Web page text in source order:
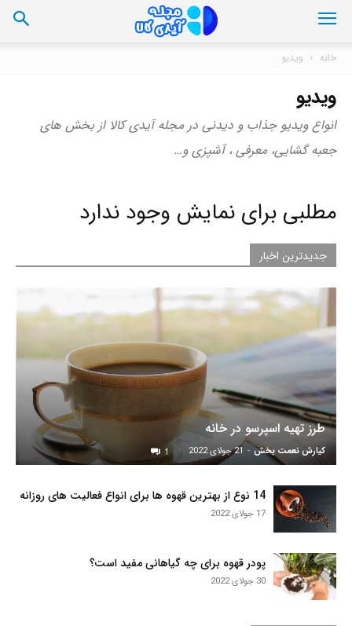
خانه ویدیو
ویدیو
انواع ویدیو جذاب و دیدنی در مجله آیدی کالا از بخش های
جعبه گشایی، معرفی ، آشپزی و…
مطلبی برای نمایش وجود ندارد
جدیدترین اخبار
طرز تهیه اسپرسو در خانه
کیارش نعمت بخش - 21 جولای 2022 1
14 نوع از بهترین قهوه ها برای انواع فعالیت های روزانه
17 جولای 2022
پودر قهوه برای چه گیاهانی مفید است؟
30 جولای 2022